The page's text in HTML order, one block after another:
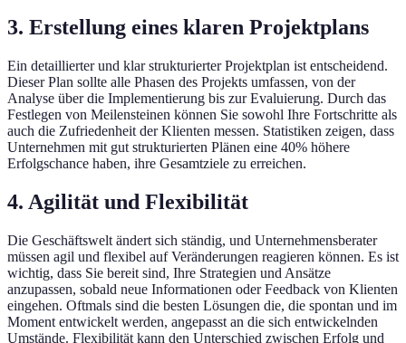
3. Erstellung eines klaren Projektplans
Ein detaillierter und klar strukturierter Projektplan ist entscheidend.
Dieser Plan sollte alle Phasen des Projekts umfassen, von der
Analyse über die Implementierung bis zur Evaluierung. Durch das
Festlegen von Meilensteinen können Sie sowohl Ihre Fortschritte als
auch die Zufriedenheit der Klienten messen. Statistiken zeigen, dass
Unternehmen mit gut strukturierten Plänen eine 40% höhere
Erfolgschance haben, ihre Gesamtziele zu erreichen.
4. Agilität und Flexibilität
Die Geschäftswelt ändert sich ständig, und Unternehmensberater
müssen agil und flexibel auf Veränderungen reagieren können. Es ist
wichtig, dass Sie bereit sind, Ihre Strategien und Ansätze
anzupassen, sobald neue Informationen oder Feedback von Klienten
eingehen. Oftmals sind die besten Lösungen die, die spontan und im
Moment entwickelt werden, angepasst an die sich entwickelnden
Umstände. Flexibilität kann den Unterschied zwischen Erfolg und